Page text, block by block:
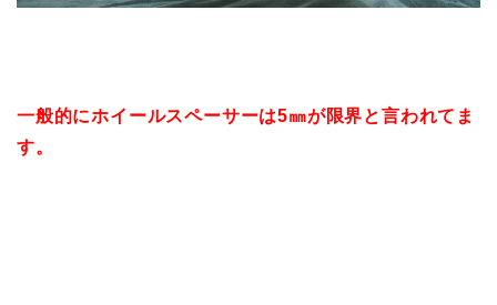
一般的にホイールスペーサーは5㎜が限界と言われてま
す。